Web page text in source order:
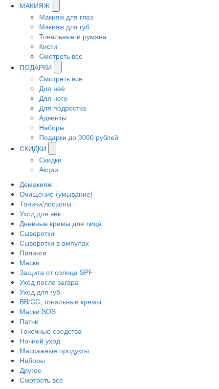
МАКИЯЖ
Макияж для глаз
Макияж для губ
Тональные и румяна
Кисти
Смотреть все
ПОДАРКИ
Смотреть все
Для неё
Для него
Для подростка
Адвенты
Наборы
Подарки до 3000 рублей
СКИДКИ
Скидки
Акции
Демакияж
Очищение (умывание)
Тоники/лосьоны
Уход для век
Дневные кремы для лица
Сыворотки
Сыворотки в ампулах
Пилинги
Маски
Защита от солнца SPF
Уход после загара
Уход для губ
BB/CC, тональные кремы
Маски SOS
Патчи
Точечные средства
Ночной уход
Массажные продукты
Наборы
Другое
Смотреть все